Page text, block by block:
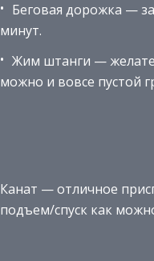
Беговая дорожка —
минут.
Жим штанги —
можно и вовсе пустой
Канат — отличное
подъем/спуск как